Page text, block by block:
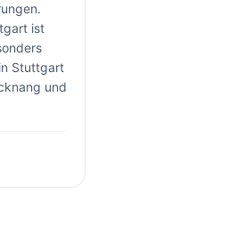
ist
Stuttgart
und